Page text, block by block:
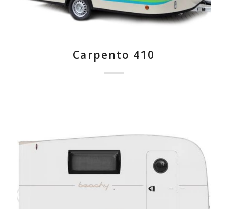
Carpento 410